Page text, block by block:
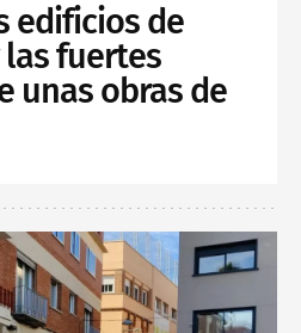
edificios de
fuertes
unas obras de